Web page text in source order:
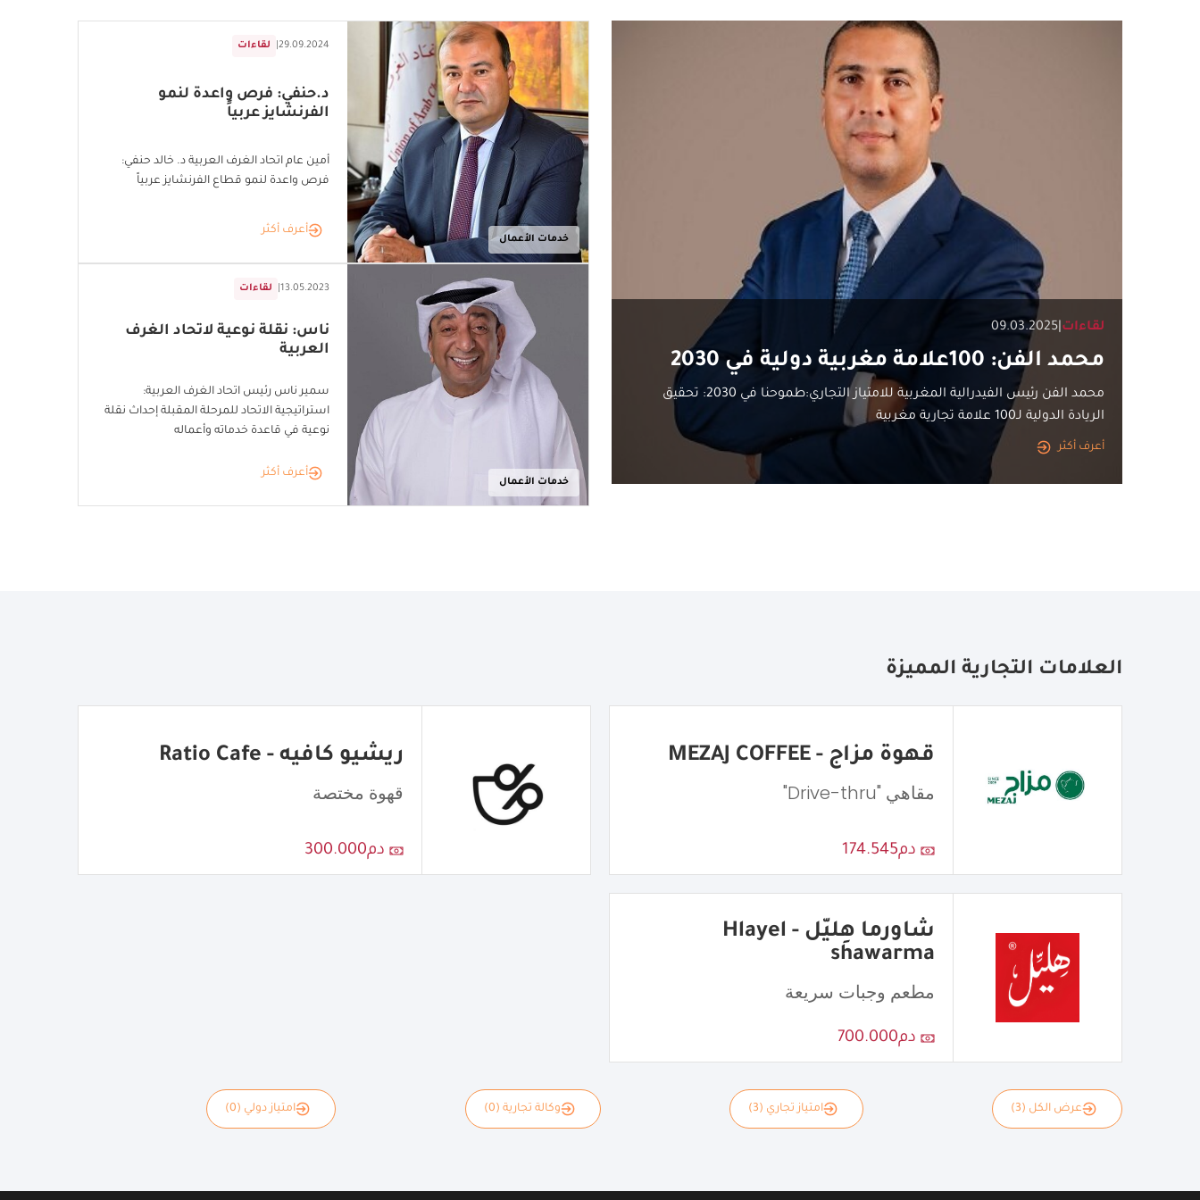
لقاءات 09.03.2025
محمد الفن: 100علامة مغربية دولية في 2030
محمد الفن رئيس الفيدرالية المغربية للامتياز التجاري:طموحنا في 2030: تحقيق
الريادة الدولية لـ100 علامة تجارية مغربية
أعرف أكثر
خدمات الأعمال
لقاءات 29.09.2024
د.حنفي: فرص واعدة لنمو
الفرنشايز عربياً
أمين عام اتحاد الغرف العربية د. خالد حنفي:
فرص واعدة لنمو قطاع الفرنشايز عربياً
أعرف أكثر
خدمات الأعمال
لقاءات 13.05.2023
ناس: نقلة نوعية لاتحاد الغرف
العربية
سمير ناس رئيس اتحاد الغرف العربية:
استراتيجية الاتحاد للمرحلة المقبلة إحداث نقلة
نوعية في قاعدة خدماته وأعماله
أعرف أكثر
العلامات التجارية المميزة
قهوة مزاج - MEZAJ COFFEE
مقاهي "Drive-thru"
دم174.545
ريشيو كافيه - Ratio Cafe
قهوة مختصة
دم300.000
شاورما هِليّل - Hlayel
shawarma
مطعم وجبات سريعة
دم700.000
عرض الكل (3) امتياز تجاري (3) وكالة تجارية (0) امتياز دولي (0)